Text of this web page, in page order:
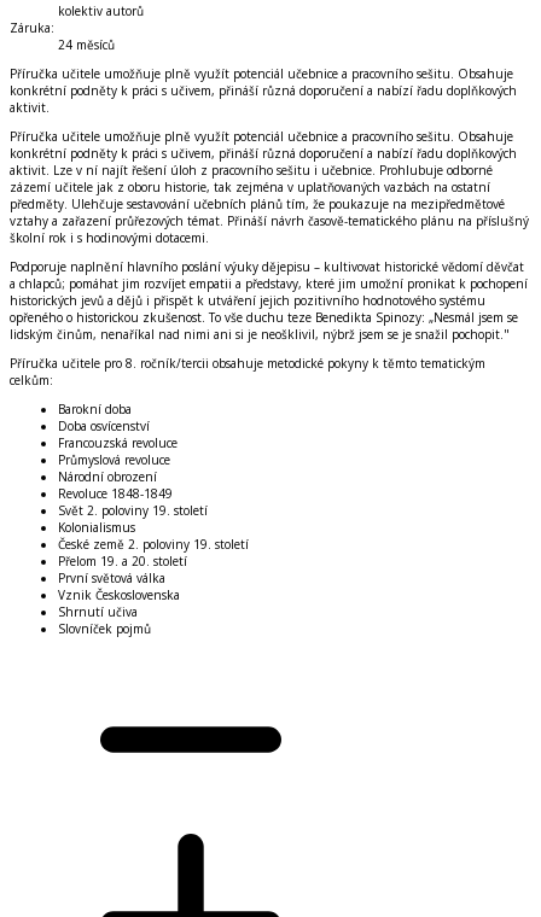
kolektiv autorů
Záruka:
24 měsíců
Příručka učitele umožňuje plně využít potenciál učebnice a pracovního sešitu. Obsahuje
konkrétní podněty k práci s učivem, přináší různá doporučení a nabízí řadu doplňkových
aktivit.
Příručka učitele umožňuje plně využít potenciál učebnice a pracovního sešitu. Obsahuje
konkrétní podněty k práci s učivem, přináší různá doporučení a nabízí řadu doplňkových
aktivit. Lze v ní najít řešení úloh z pracovního sešitu i učebnice. Prohlubuje odborné
zázemí učitele jak z oboru historie, tak zejména v uplatňovaných vazbách na ostatní
předměty. Ulehčuje sestavování učebních plánů tím, že poukazuje na mezipředmětové
vztahy a zařazení průřezových témat. Přináší návrh časově-tematického plánu na příslušný
školní rok i s hodinovými dotacemi.
Podporuje naplnění hlavního poslání výuky dějepisu – kultivovat historické vědomí děvčat
a chlapců; pomáhat jim rozvíjet empatii a představy, které jim umožní pronikat k pochopení
historických jevů a dějů i přispět k utváření jejich pozitivního hodnotového systému
opřeného o historickou zkušenost. To vše duchu teze Benedikta Spinozy: „Nesmál jsem se
lidským činům, nenaříkal nad nimi ani si je neošklivil, nýbrž jsem se je snažil pochopit."
Příručka učitele pro 8. ročník/tercii obsahuje metodické pokyny k těmto tematickým
celkům:
Barokní doba
Doba osvícenství
Francouzská revoluce
Průmyslová revoluce
Národní obrození
Revoluce 1848-1849
Svět 2. poloviny 19. století
Kolonialismus
České země 2. poloviny 19. století
Přelom 19. a 20. století
První světová válka
Vznik Československa
Shrnutí učiva
Slovníček pojmů